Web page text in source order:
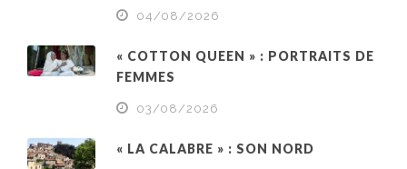
04/08/2026
« COTTON QUEEN » : PORTRAITS DE
FEMMES
03/08/2026
« LA CALABRE » : SON NORD